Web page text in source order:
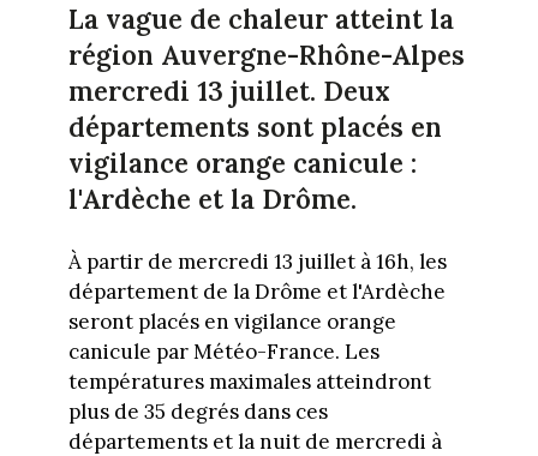
La vague de chaleur atteint la
région Auvergne-Rhône-Alpes
mercredi 13 juillet. Deux
départements sont placés en
vigilance orange canicule :
l'Ardèche et la Drôme.
À partir de mercredi 13 juillet à 16h, les
département de la Drôme et l'Ardèche
seront placés en vigilance orange
canicule par Météo-France. Les
températures maximales atteindront
plus de 35 degrés dans ces
départements et la nuit de mercredi à